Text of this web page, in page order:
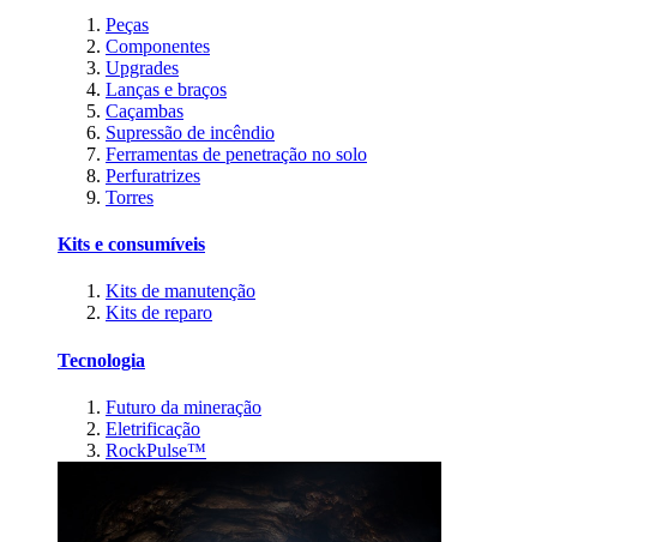
Peças
Componentes
Upgrades
Lanças e braços
Caçambas
Supressão de incêndio
Ferramentas de penetração no solo
Perfuratrizes
Torres
Kits e consumíveis
Kits de manutenção
Kits de reparo
Tecnologia
Futuro da mineração
Eletrificação
RockPulse™